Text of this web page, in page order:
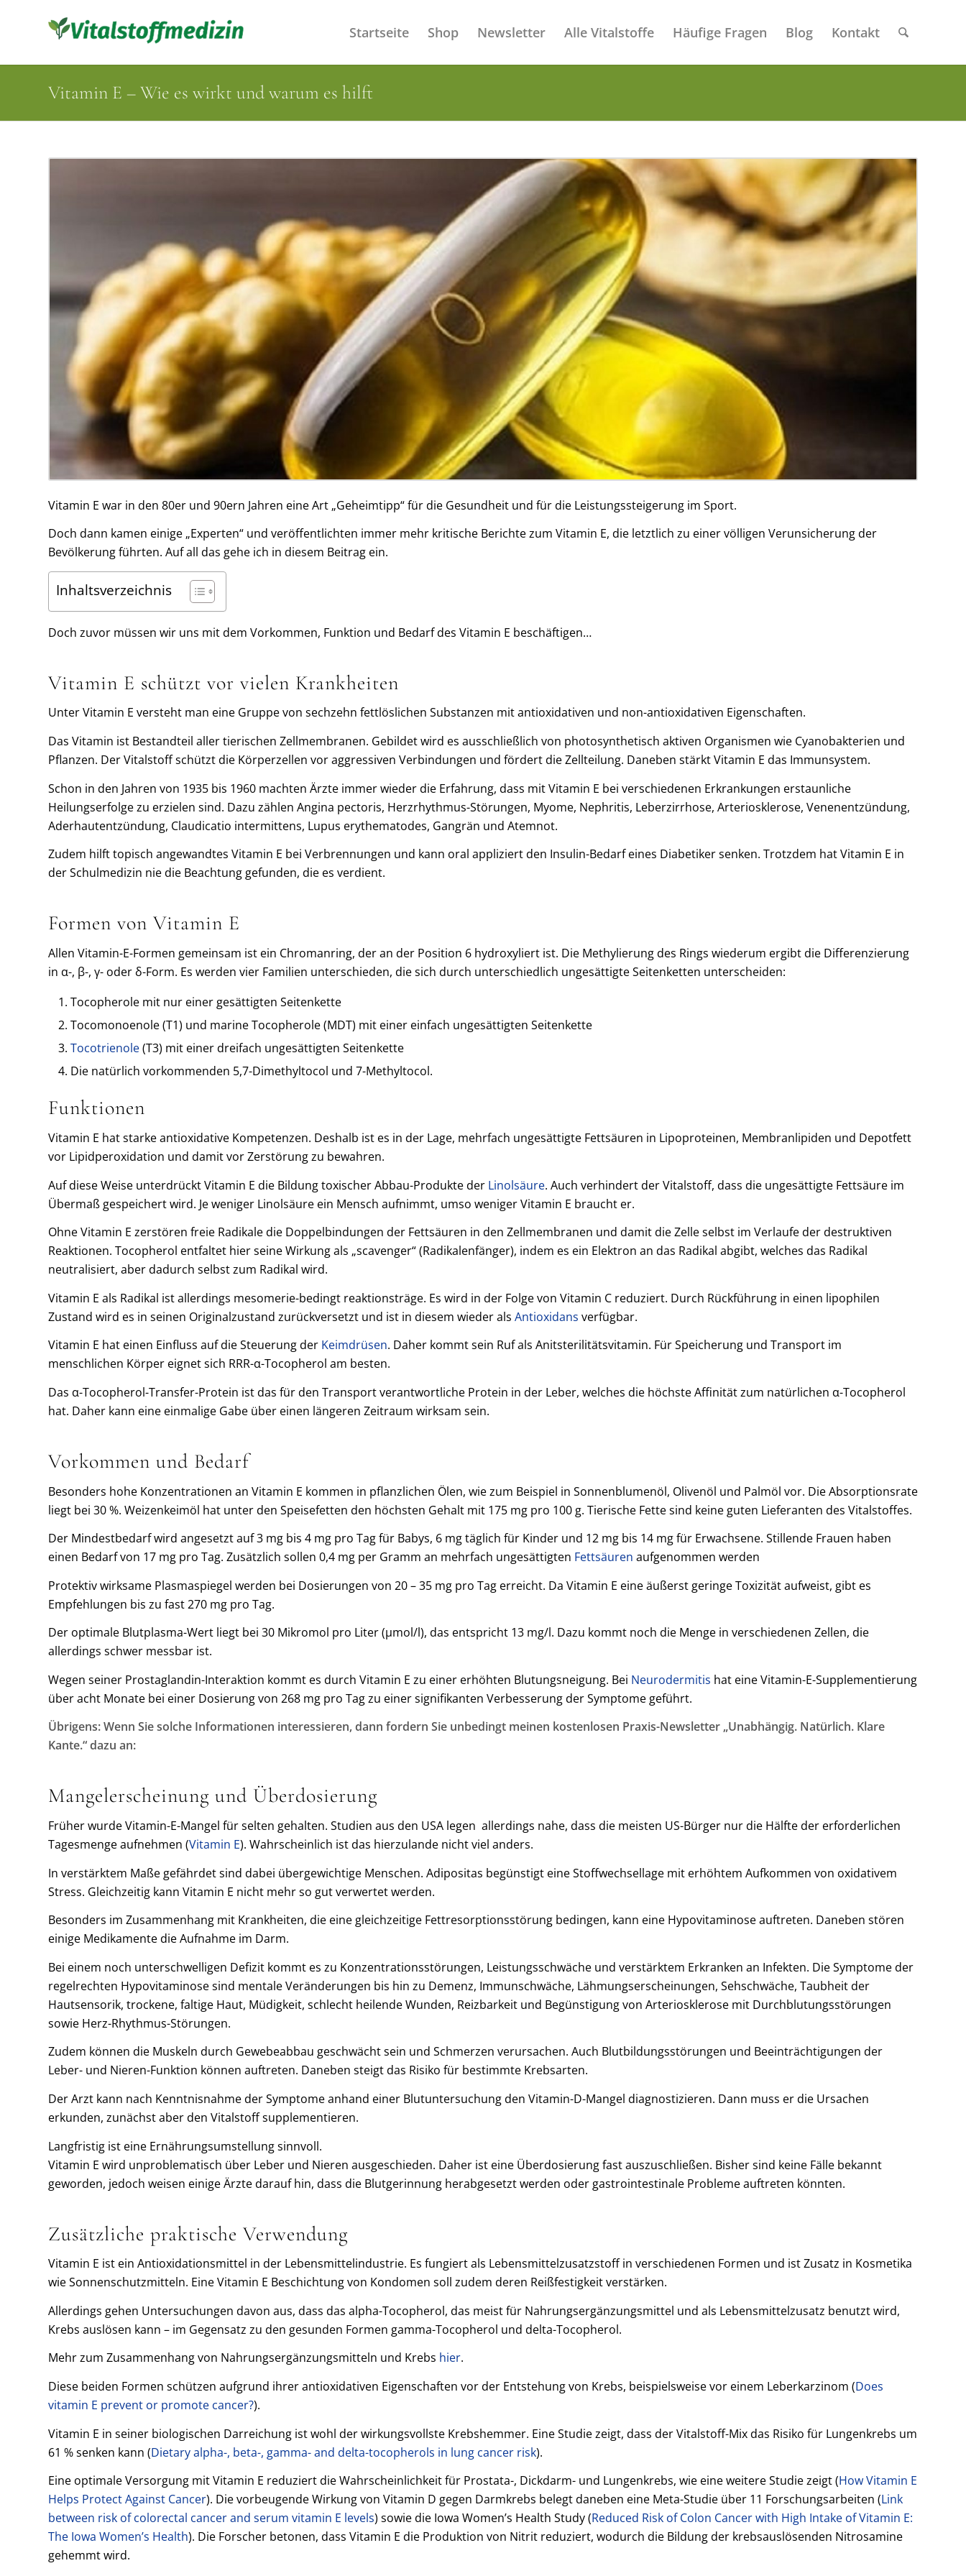
Startseite Shop Newsletter Alle Vitalstoffe Häufige Fragen Blog Kontakt
Vitamin E – Wie es wirkt und warum es hilft
Vitamin E war in den 80er und 90ern Jahren eine Art „Geheimtipp“ für die Gesundheit und für die Leistungssteigerung im Sport.
Doch dann kamen einige „Experten“ und veröffentlichten immer mehr kritische Berichte zum Vitamin E, die letztlich zu einer völligen Verunsicherung der
Bevölkerung führten. Auf all das gehe ich in diesem Beitrag ein.
Inhaltsverzeichnis
Doch zuvor müssen wir uns mit dem Vorkommen, Funktion und Bedarf des Vitamin E beschäftigen…
Vitamin E schützt vor vielen Krankheiten
Unter Vitamin E versteht man eine Gruppe von sechzehn fettlöslichen Substanzen mit antioxidativen und non-antioxidativen Eigenschaften.
Das Vitamin ist Bestandteil aller tierischen Zellmembranen. Gebildet wird es ausschließlich von photosynthetisch aktiven Organismen wie Cyanobakterien und
Pflanzen. Der Vitalstoff schützt die Körperzellen vor aggressiven Verbindungen und fördert die Zellteilung. Daneben stärkt Vitamin E das Immunsystem.
Schon in den Jahren von 1935 bis 1960 machten Ärzte immer wieder die Erfahrung, dass mit Vitamin E bei verschiedenen Erkrankungen erstaunliche
Heilungserfolge zu erzielen sind. Dazu zählen Angina pectoris, Herzrhythmus-Störungen, Myome, Nephritis, Leberzirrhose, Arteriosklerose, Venenentzündung,
Aderhautentzündung, Claudicatio intermittens, Lupus erythematodes, Gangrän und Atemnot.
Zudem hilft topisch angewandtes Vitamin E bei Verbrennungen und kann oral appliziert den Insulin-Bedarf eines Diabetiker senken. Trotzdem hat Vitamin E in
der Schulmedizin nie die Beachtung gefunden, die es verdient.
Formen von Vitamin E
Allen Vitamin-E-Formen gemeinsam ist ein Chromanring, der an der Position 6 hydroxyliert ist. Die Methylierung des Rings wiederum ergibt die Differenzierung
in α-, β-, γ- oder δ-Form. Es werden vier Familien unterschieden, die sich durch unterschiedlich ungesättigte Seitenketten unterscheiden:
Tocopherole mit nur einer gesättigten Seitenkette
Tocomonoenole (T1) und marine Tocopherole (MDT) mit einer einfach ungesättigten Seitenkette
Tocotrienole(T3) mit einer dreifach ungesättigten Seitenkette
Die natürlich vorkommenden 5,7-Dimethyltocol und 7-Methyltocol.
Funktionen
Vitamin E hat starke antioxidative Kompetenzen. Deshalb ist es in der Lage, mehrfach ungesättigte Fettsäuren in Lipoproteinen, Membranlipiden und Depotfett
vor Lipidperoxidation und damit vor Zerstörung zu bewahren.
Auf diese Weise unterdrückt Vitamin E die Bildung toxischer Abbau-Produkte der Linolsäure. Auch verhindert der Vitalstoff, dass die ungesättigte Fettsäure im
Übermaß gespeichert wird. Je weniger Linolsäure ein Mensch aufnimmt, umso weniger Vitamin E braucht er.
Ohne Vitamin E zerstören freie Radikale die Doppelbindungen der Fettsäuren in den Zellmembranen und damit die Zelle selbst im Verlaufe der destruktiven
Reaktionen. Tocopherol entfaltet hier seine Wirkung als „scavenger“ (Radikalenfänger), indem es ein Elektron an das Radikal abgibt, welches das Radikal
neutralisiert, aber dadurch selbst zum Radikal wird.
Vitamin E als Radikal ist allerdings mesomerie-bedingt reaktionsträge. Es wird in der Folge von Vitamin C reduziert. Durch Rückführung in einen lipophilen
Zustand wird es in seinen Originalzustand zurückversetzt und ist in diesem wieder als Antioxidans verfügbar.
Vitamin E hat einen Einfluss auf die Steuerung der Keimdrüsen. Daher kommt sein Ruf als Anitsterilitätsvitamin. Für Speicherung und Transport im
menschlichen Körper eignet sich RRR-α-Tocopherol am besten.
Das α-Tocopherol-Transfer-Protein ist das für den Transport verantwortliche Protein in der Leber, welches die höchste Affinität zum natürlichen α-Tocopherol
hat. Daher kann eine einmalige Gabe über einen längeren Zeitraum wirksam sein.
Vorkommen und Bedarf
Besonders hohe Konzentrationen an Vitamin E kommen in pflanzlichen Ölen, wie zum Beispiel in Sonnenblumenöl, Olivenöl und Palmöl vor. Die Absorptionsrate
liegt bei 30 %. Weizenkeimöl hat unter den Speisefetten den höchsten Gehalt mit 175 mg pro 100 g. Tierische Fette sind keine guten Lieferanten des Vitalstoffes.
Der Mindestbedarf wird angesetzt auf 3 mg bis 4 mg pro Tag für Babys, 6 mg täglich für Kinder und 12 mg bis 14 mg für Erwachsene. Stillende Frauen haben
einen Bedarf von 17 mg pro Tag. Zusätzlich sollen 0,4 mg per Gramm an mehrfach ungesättigten Fettsäuren aufgenommen werden
Protektiv wirksame Plasmaspiegel werden bei Dosierungen von 20 – 35 mg pro Tag erreicht. Da Vitamin E eine äußerst geringe Toxizität aufweist, gibt es
Empfehlungen bis zu fast 270 mg pro Tag.
Der optimale Blutplasma-Wert liegt bei 30 Mikromol pro Liter (μmol/l), das entspricht 13 mg/l. Dazu kommt noch die Menge in verschiedenen Zellen, die
allerdings schwer messbar ist.
Wegen seiner Prostaglandin-Interaktion kommt es durch Vitamin E zu einer erhöhten Blutungsneigung. Bei Neurodermitis hat eine Vitamin-E-Supplementierung
über acht Monate bei einer Dosierung von 268 mg pro Tag zu einer signifikanten Verbesserung der Symptome geführt.
Übrigens: Wenn Sie solche Informationen interessieren, dann fordern Sie unbedingt meinen kostenlosen Praxis-Newsletter „Unabhängig. Natürlich. Klare
Kante.“ dazu an:
Mangelerscheinung und Überdosierung
Früher wurde Vitamin-E-Mangel für selten gehalten. Studien aus den USA legen allerdings nahe, dass die meisten US-Bürger nur die Hälfte der erforderlichen
Tagesmenge aufnehmen (Vitamin E). Wahrscheinlich ist das hierzulande nicht viel anders.
In verstärktem Maße gefährdet sind dabei übergewichtige Menschen. Adipositas begünstigt eine Stoffwechsellage mit erhöhtem Aufkommen von oxidativem
Stress. Gleichzeitig kann Vitamin E nicht mehr so gut verwertet werden.
Besonders im Zusammenhang mit Krankheiten, die eine gleichzeitige Fettresorptionsstörung bedingen, kann eine Hypovitaminose auftreten. Daneben stören
einige Medikamente die Aufnahme im Darm.
Bei einem noch unterschwelligen Defizit kommt es zu Konzentrationsstörungen, Leistungsschwäche und verstärktem Erkranken an Infekten. Die Symptome der
regelrechten Hypovitaminose sind mentale Veränderungen bis hin zu Demenz, Immunschwäche, Lähmungserscheinungen, Sehschwäche, Taubheit der
Hautsensorik, trockene, faltige Haut, Müdigkeit, schlecht heilende Wunden, Reizbarkeit und Begünstigung von Arteriosklerose mit Durchblutungsstörungen
sowie Herz-Rhythmus-Störungen.
Zudem können die Muskeln durch Gewebeabbau geschwächt sein und Schmerzen verursachen. Auch Blutbildungsstörungen und Beeinträchtigungen der
Leber- und Nieren-Funktion können auftreten. Daneben steigt das Risiko für bestimmte Krebsarten.
Der Arzt kann nach Kenntnisnahme der Symptome anhand einer Blutuntersuchung den Vitamin-D-Mangel diagnostizieren. Dann muss er die Ursachen
erkunden, zunächst aber den Vitalstoff supplementieren.
Langfristig ist eine Ernährungsumstellung sinnvoll.
Vitamin E wird unproblematisch über Leber und Nieren ausgeschieden. Daher ist eine Überdosierung fast auszuschließen. Bisher sind keine Fälle bekannt
geworden, jedoch weisen einige Ärzte darauf hin, dass die Blutgerinnung herabgesetzt werden oder gastrointestinale Probleme auftreten könnten.
Zusätzliche praktische Verwendung
Vitamin E ist ein Antioxidationsmittel in der Lebensmittelindustrie. Es fungiert als Lebensmittelzusatzstoff in verschiedenen Formen und ist Zusatz in Kosmetika
wie Sonnenschutzmitteln. Eine Vitamin E Beschichtung von Kondomen soll zudem deren Reißfestigkeit verstärken.
Allerdings gehen Untersuchungen davon aus, dass das alpha-Tocopherol, das meist für Nahrungsergänzungsmittel und als Lebensmittelzusatz benutzt wird,
Krebs auslösen kann – im Gegensatz zu den gesunden Formen gamma-Tocopherol und delta-Tocopherol.
Mehr zum Zusammenhang von Nahrungsergänzungsmitteln und Krebs hier.
Diese beiden Formen schützen aufgrund ihrer antioxidativen Eigenschaften vor der Entstehung von Krebs, beispielsweise vor einem Leberkarzinom (Does
vitamin E prevent or promote cancer?).
Vitamin E in seiner biologischen Darreichung ist wohl der wirkungsvollste Krebshemmer. Eine Studie zeigt, dass der Vitalstoff-Mix das Risiko für Lungenkrebs um
61 % senken kann (Dietary alpha-, beta-, gamma- and delta-tocopherols in lung cancer risk).
Eine optimale Versorgung mit Vitamin E reduziert die Wahrscheinlichkeit für Prostata-, Dickdarm- und Lungenkrebs, wie eine weitere Studie zeigt (How Vitamin E
Helps Protect Against Cancer). Die vorbeugende Wirkung von Vitamin D gegen Darmkrebs belegt daneben eine Meta-Studie über 11 Forschungsarbeiten (Link
between risk of colorectal cancer and serum vitamin E levels) sowie die Iowa Women’s Health Study (Reduced Risk of Colon Cancer with High Intake of Vitamin E:
The Iowa Women’s Health). Die Forscher betonen, dass Vitamin E die Produktion von Nitrit reduziert, wodurch die Bildung der krebsauslösenden Nitrosamine
gehemmt wird.